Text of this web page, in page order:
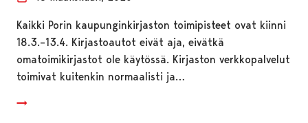
Kaikki Porin kaupunginkirjaston toimipisteet ovat kiinni
18.3.–13.4. Kirjastoautot eivät aja, eivätkä
omatoimikirjastot ole käytössä. Kirjaston verkkopalvelut
toimivat kuitenkin normaalisti ja…